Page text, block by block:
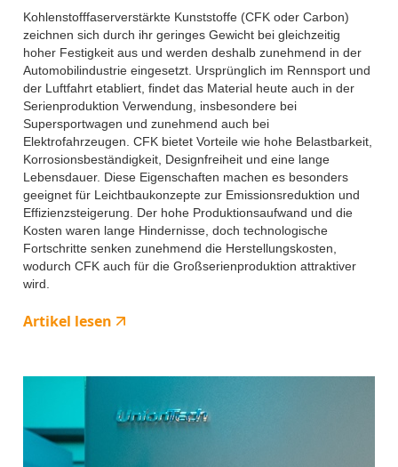
Kohlenstofffaserverstärkte Kunststoffe (CFK oder Carbon)
zeichnen sich durch ihr geringes Gewicht bei gleichzeitig
hoher Festigkeit aus und werden deshalb zunehmend in der
Automobilindustrie eingesetzt. Ursprünglich im Rennsport und
der Luftfahrt etabliert, findet das Material heute auch in der
Serienproduktion Verwendung, insbesondere bei
Supersportwagen und zunehmend auch bei
Elektrofahrzeugen. CFK bietet Vorteile wie hohe Belastbarkeit,
Korrosionsbeständigkeit, Designfreiheit und eine lange
Lebensdauer. Diese Eigenschaften machen es besonders
geeignet für Leichtbaukonzepte zur Emissionsreduktion und
Effizienzsteigerung. Der hohe Produktionsaufwand und die
Kosten waren lange Hindernisse, doch technologische
Fortschritte senken zunehmend die Herstellungskosten,
wodurch CFK auch für die Großserienproduktion attraktiver
wird.
Artikel lesen